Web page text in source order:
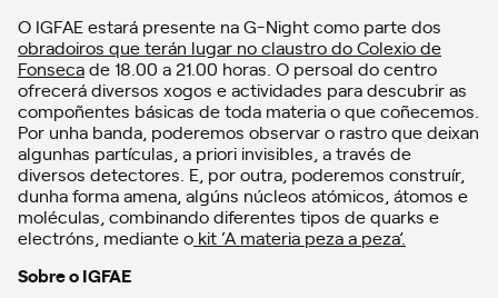
O IGFAE estará presente na G-Night como parte dos
obradoiros que terán lugar no claustro do Colexio de
Fonsecade 18.00 a 21.00 horas. O persoal do centro
ofrecerá diversos xogos e actividades para descubrir as
compoñentes básicas de toda materia o que coñecemos.
Por unha banda, poderemos observar o rastro que deixan
algunhas partículas, a priori invisibles, a través de
diversos detectores. E, por outra, poderemos construír,
dunha forma amena, algúns núcleos atómicos, átomos e
moléculas, combinando diferentes tipos de quarks e
electróns, mediante o kit ‘A materia peza a peza’.
Sobre o IGFAE